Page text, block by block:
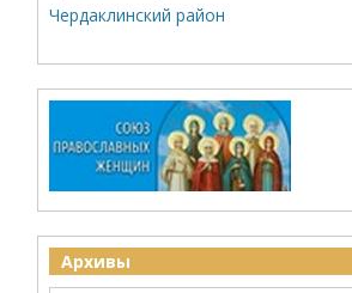
Чердаклинский район
Архивы